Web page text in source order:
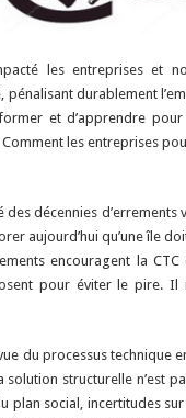
les entreprises et
durablement
et d’apprendre
les entreprises
des décennies
aujourd’hui qu’une île
encouragent la CTC
pour éviter le pire.
du processus technique
solution structurelle n’est
plan social, incertitudes